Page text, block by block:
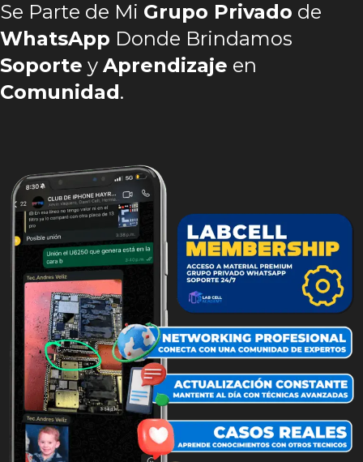
Se Parte de Mi Grupo Privado de
WhatsApp Donde Brindamos
Soporte y Aprendizaje en
Comunidad.